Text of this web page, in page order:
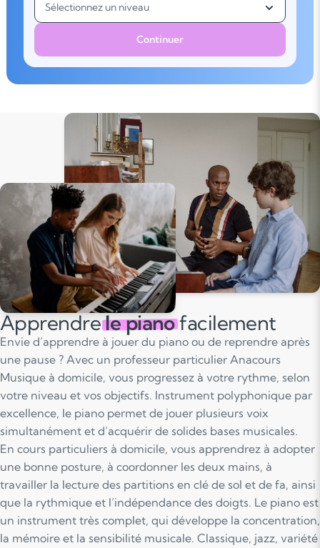
Sélectionnez un niveau
Continuer
Apprendrele pianofacilement
Envie d’apprendre à jouer du piano ou de reprendre après
une pause ? Avec un professeur particulier Anacours
Musique à domicile, vous progressez à votre rythme, selon
votre niveau et vos objectifs. Instrument polyphonique par
excellence, le piano permet de jouer plusieurs voix
simultanément et d’acquérir de solides bases musicales.
En cours particuliers à domicile, vous apprendrez à adopter
une bonne posture, à coordonner les deux mains, à
travailler la lecture des partitions en clé de sol et de fa, ainsi
que la rythmique et l’indépendance des doigts. Le piano est
un instrument très complet, qui développe la concentration,
la mémoire et la sensibilité musicale. Classique, jazz, variété